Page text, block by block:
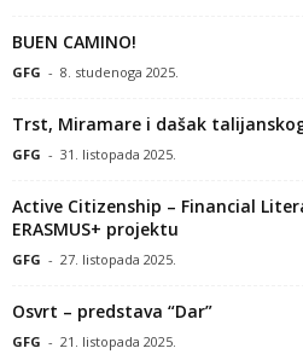
BUEN CAMINO!
GFG - 8. studenoga 2025.
Trst, Miramare i dašak
GFG - 31. listopada 2025.
Active Citizenship – Financial
ERASMUS+ projektu
GFG - 27. listopada 2025.
Osvrt – predstava “Dar”
GFG - 21. listopada 2025.